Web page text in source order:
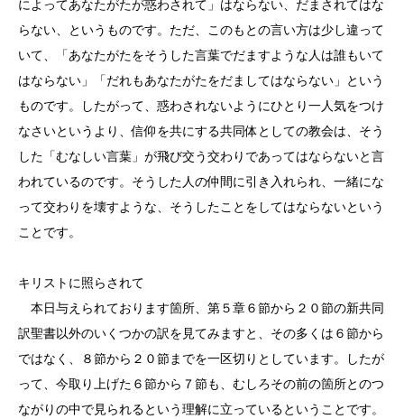
によってあなたがたが惑わされて」はならない、だまされてはな
らない、というものです。ただ、このもとの言い方は少し違って
いて、「あなたがたをそうした言葉でだますような人は誰もいて
はならない」「だれもあなたがたをだましてはならない」という
ものです。したがって、惑わされないようにひとり一人気をつけ
なさいというより、信仰を共にする共同体としての教会は、そう
した「むなしい言葉」が飛び交う交わりであってはならないと言
われているのです。そうした人の仲間に引き入れられ、一緒にな
って交わりを壊すような、そうしたことをしてはならないという
ことです。
キリストに照らされて
本日与えられております箇所、第５章６節から２０節の新共同
訳聖書以外のいくつかの訳を見てみますと、その多くは６節から
ではなく、８節から２０節までを一区切りとしています。したが
って、今取り上げた６節から７節も、むしろその前の箇所とのつ
ながりの中で見られるという理解に立っているということです。